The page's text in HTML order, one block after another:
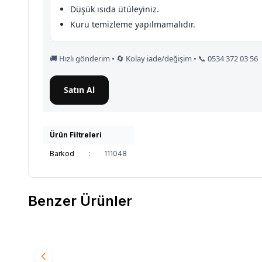
Düşük ısıda ütüleyiniz.
Kuru temizleme yapılmamalıdır.
🚚 Hızlı gönderim • 🔄 Kolay iade/değişim • 📞 0534 372 03 56
Satın Al
Ürün Filtreleri
Barkod : 111048
Benzer Ürünler